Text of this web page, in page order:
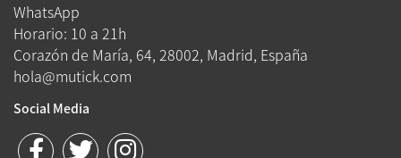
WhatsApp
Horario: 10 a 21h
Corazón de María, 64, 28002, Madrid, España
hola@mutick.com
Social Media